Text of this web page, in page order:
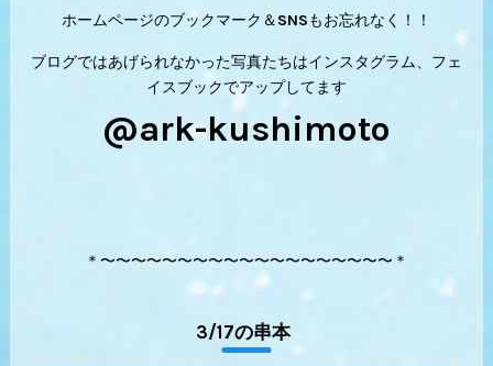
ホームページのブックマーク＆SNSもお忘れなく！！
ブログではあげられなかった写真たちはインスタグラム、フェ
イスブックでアップしてます
@ark-kushimoto
＊〜〜〜〜〜〜〜〜〜〜〜〜〜〜〜〜〜〜〜＊
3/17の串本